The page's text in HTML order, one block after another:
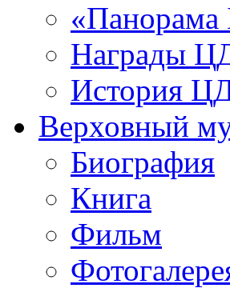
Награды
История
Верховный
Биография
Книга
Фильм